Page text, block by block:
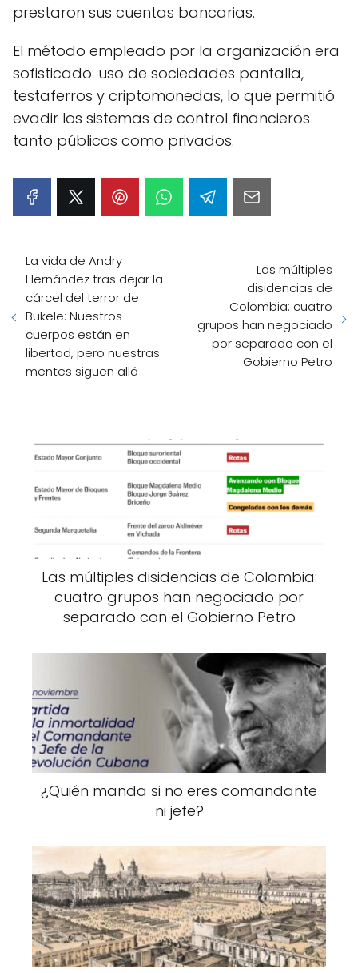
prestaron sus cuentas bancarias.
El método empleado por la organización era
sofisticado: uso de sociedades pantalla,
testaferros y criptomonedas, lo que permitió
evadir los sistemas de control financieros
tanto públicos como privados.
La vida de Andry
Hernández tras dejar la
cárcel del terror de
Bukele: Nuestros
cuerpos están en
libertad, pero nuestras
mentes siguen allá
Las múltiples
disidencias de
Colombia: cuatro
grupos han negociado
por separado con el
Gobierno Petro
Las múltiples disidencias de Colombia:
cuatro grupos han negociado por
separado con el Gobierno Petro
¿Quién manda si no eres comandante
ni jefe?